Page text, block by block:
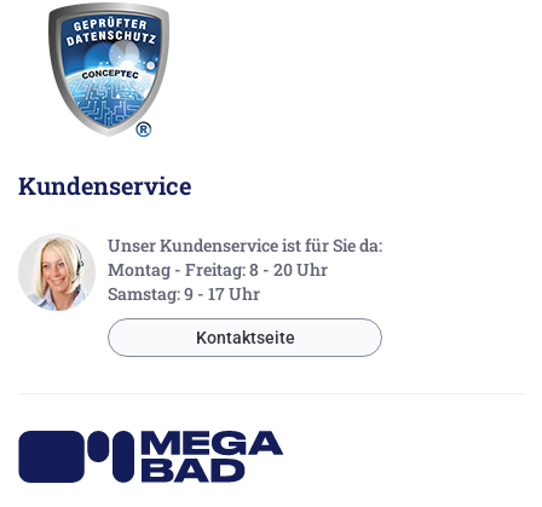
Kundenservice
Unser Kundenservice ist für Sie da:
Montag - Freitag: 8 - 20 Uhr
Samstag: 9 - 17 Uhr
Kontaktseite